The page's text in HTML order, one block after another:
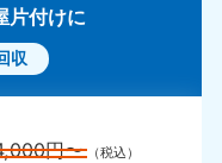
片付けに
収
円〜 （税込）